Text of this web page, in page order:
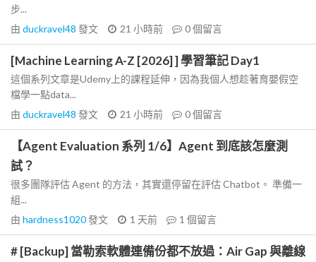
步...
由 duckravel48 發文 21 小時前 0個留言
[Machine Learning A-Z [2026] ] 學習筆記 Day1
這個系列文章是Udemy上的課程延伸，因為我個人想趁著育嬰假空
檔學一點data...
由 duckravel48 發文 21 小時前 0個留言
【Agent Evaluation 系列 1/6】Agent 到底該怎麼測
試？
很多團隊評估 Agent 的方法，其實還停留在評估 Chatbot。 準備一
組...
由 hardness1020發文 1 天前 1 個留言
# [Backup] 當勒索軟體連備份都不放過：Air Gap 與離線